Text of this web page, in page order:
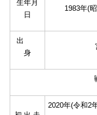
生年月
日
1983年(
出
身
2020年(令和2